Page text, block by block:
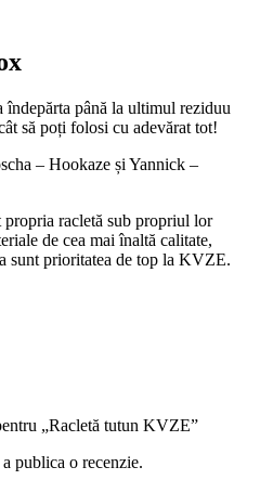
până la ultimul reziduu
să poți folosi cu adevărat tot!
– Hookaze și Yannick –
racletă sub propriul lor
de cea mai înaltă calitate,
sunt prioritatea de top la KVZE.
„Racletă tutun KVZE”
publica o recenzie.